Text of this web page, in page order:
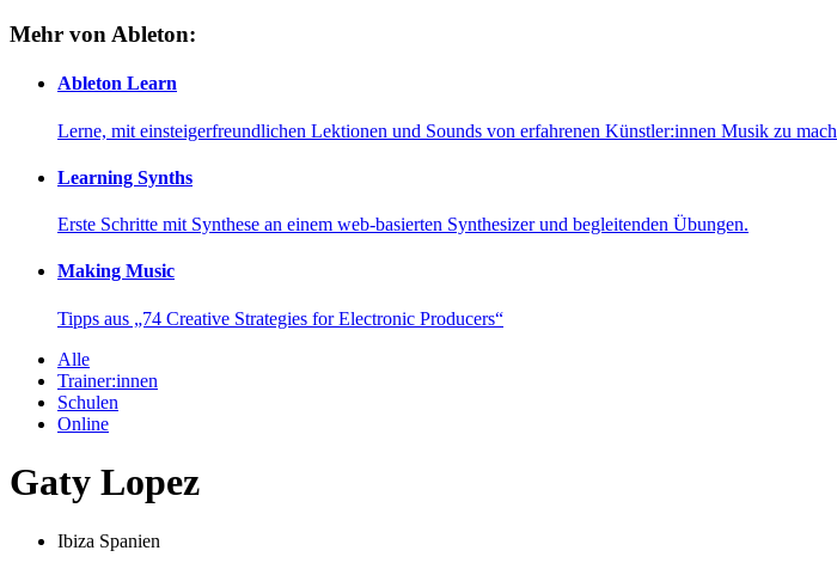
Mehr von Ableton:
Ableton Learn
Lerne, mit einsteigerfreundlichen Lektionen und Sounds von erfahrenen Künstler:innen Musik zu
Learning Synths
Erste Schritte mit Synthese an einem web-basierten Synthesizer und begleitenden Übungen.
Making Music
Tipps aus „74 Creative Strategies for Electronic Producers“
Alle
Trainer:innen
Schulen
Online
Gaty Lopez
Ibiza Spanien